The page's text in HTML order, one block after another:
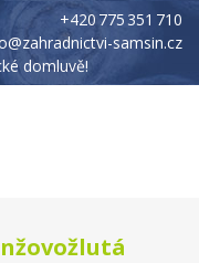
+420 775 351 710
samsin.cz
domluvě!